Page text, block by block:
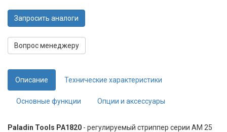
Запросить аналоги
Вопрос менеджеру
Описание Технические характеристики
Основные функции Опции и аксессуары
Paladin Tools PA1820 - регулируемый стриппер серии AM 25